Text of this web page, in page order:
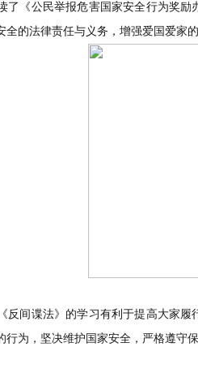
了《公民举报危害国家安全行为奖
全的法律责任与义务，增强爱国爱家
反间谍法》的学习有利于提高大家
行为，坚决维护国家安全，严格遵守